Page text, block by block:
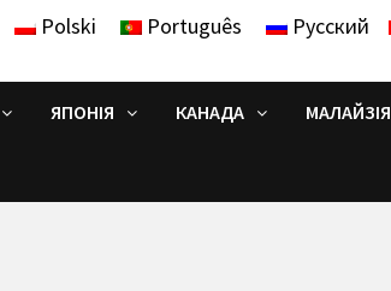
Polski Português Русский
ЯПОНІЯ КАНАДА МАЛАЙЗІЯ